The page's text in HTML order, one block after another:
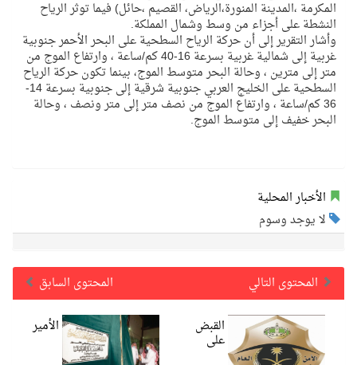
كأس العالم للرياضات الإلكترونية: فريق Karmine Corp الفرنسي بطلًا لبطولة Rocket League
المكرمة ،المدينة المنورة،الرياض، القصيم ،حائل) فيما توثر الرياح
النشطة على أجزاء من وسط وشمال المملكة.
وأشار التقرير إلى أن حركة الرياح السطحية على البحر الأحمر جنوبية
غربية إلى شمالية غربية بسرعة 16-40 كم/ساعة ، وارتفاع الموج من
متر إلى مترين ، وحالة البحر متوسط الموج، بينما تكون حركة الرياح
السطحية على الخليج العربي جنوبية شرقية إلى جنوبية بسرعة 14-
36 كم/ساعة ، وارتفاع الموج من نصف متر إلى متر ونصف ، وحالة
البحر خفيف إلى متوسط الموج.
الأخبار المحلية
لا يوجد وسوم
المحتوى السابق
المحتوى التالي
الأمير
القبض
على